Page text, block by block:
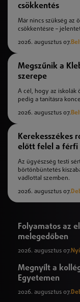
csökkentés
Már nincs szükség az
csökkentésre –
2026. augusztus 07.
Megszűnik a
szerepe
A cél, hogy az iskolák
pedig a tanításra
2026. augusztus 07.
Kerekesszékes
előtt felel a férfi
Az ügyészség testi
börtönbüntetés
vádlottal szemben.
2026. augusztus 07.
Folyamatos az
melegedőben
2026. augusztus 07.
Megnyílt a
Egyetemen
2026. augusztus 07.